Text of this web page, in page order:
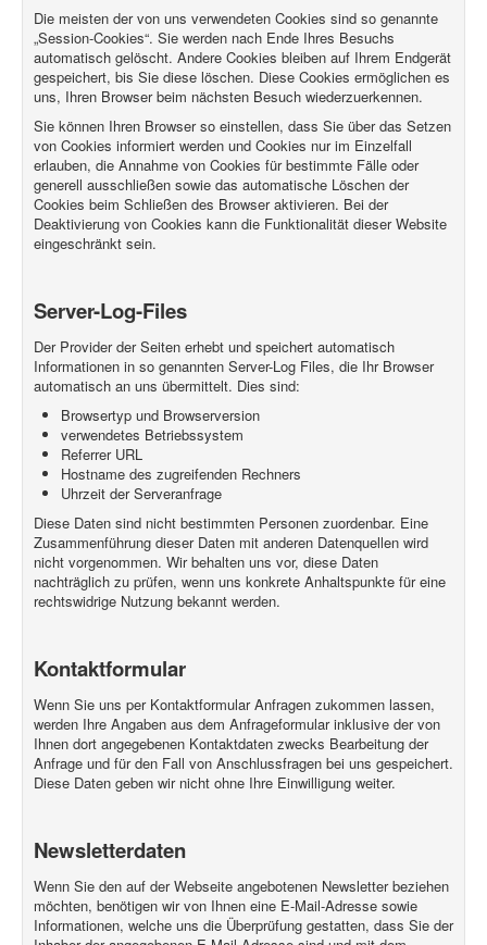
Die meisten der von uns verwendeten Cookies sind so genannte
„Session-Cookies“. Sie werden nach Ende Ihres Besuchs
automatisch gelöscht. Andere Cookies bleiben auf Ihrem Endgerät
gespeichert, bis Sie diese löschen. Diese Cookies ermöglichen es
uns, Ihren Browser beim nächsten Besuch wiederzuerkennen.
Sie können Ihren Browser so einstellen, dass Sie über das Setzen
von Cookies informiert werden und Cookies nur im Einzelfall
erlauben, die Annahme von Cookies für bestimmte Fälle oder
generell ausschließen sowie das automatische Löschen der
Cookies beim Schließen des Browser aktivieren. Bei der
Deaktivierung von Cookies kann die Funktionalität dieser Website
eingeschränkt sein.
Server-Log-Files
Der Provider der Seiten erhebt und speichert automatisch
Informationen in so genannten Server-Log Files, die Ihr Browser
automatisch an uns übermittelt. Dies sind:
Browsertyp und Browserversion
verwendetes Betriebssystem
Referrer URL
Hostname des zugreifenden Rechners
Uhrzeit der Serveranfrage
Diese Daten sind nicht bestimmten Personen zuordenbar. Eine
Zusammenführung dieser Daten mit anderen Datenquellen wird
nicht vorgenommen. Wir behalten uns vor, diese Daten
nachträglich zu prüfen, wenn uns konkrete Anhaltspunkte für eine
rechtswidrige Nutzung bekannt werden.
Kontaktformular
Wenn Sie uns per Kontaktformular Anfragen zukommen lassen,
werden Ihre Angaben aus dem Anfrageformular inklusive der von
Ihnen dort angegebenen Kontaktdaten zwecks Bearbeitung der
Anfrage und für den Fall von Anschlussfragen bei uns gespeichert.
Diese Daten geben wir nicht ohne Ihre Einwilligung weiter.
Newsletterdaten
Wenn Sie den auf der Webseite angebotenen Newsletter beziehen
möchten, benötigen wir von Ihnen eine E-Mail-Adresse sowie
Informationen, welche uns die Überprüfung gestatten, dass Sie der